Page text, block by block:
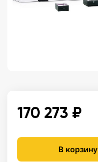
170 273 ₽
В корзину